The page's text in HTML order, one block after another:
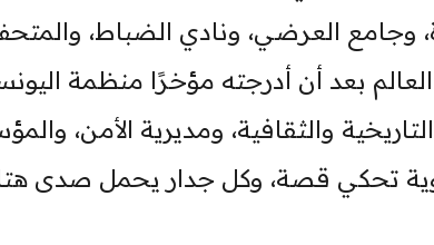
وجامع العرضي، ونادي الضباط،
بعد أن أدرجته مؤخرًا منظمة
والثقافية، ومديرية الأمن،
زاوية تحكي قصة، وكل جدار يحمل صدى